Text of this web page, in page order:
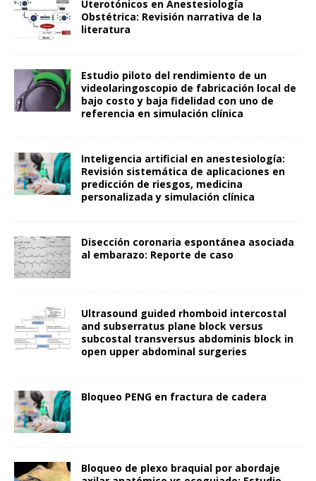
Uterotónicos en Anestesiología
Obstétrica: Revisión narrativa de la
literatura
Estudio piloto del rendimiento de un
videolaringoscopio de fabricación local de
bajo costo y baja fidelidad con uno de
referencia en simulación clínica
Inteligencia artificial en anestesiología:
Revisión sistemática de aplicaciones en
predicción de riesgos, medicina
personalizada y simulación clínica
Disección coronaria espontánea asociada
al embarazo: Reporte de caso
Ultrasound guided rhomboid intercostal
and subserratus plane block versus
subcostal transversus abdominis block in
open upper abdominal surgeries
Bloqueo PENG en fractura de cadera
Bloqueo de plexo braquial por abordaje